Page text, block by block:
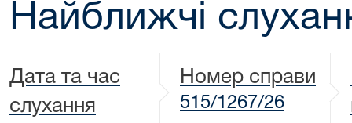
Найближчі
Дата та час
слухання
Номер справи
515/1267/26